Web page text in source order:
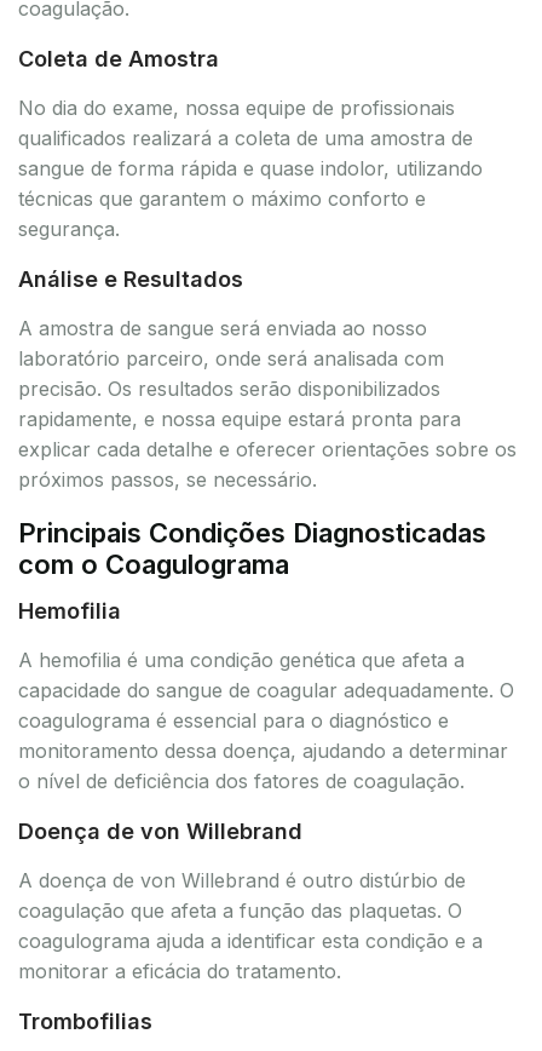
coagulação.
Coleta de Amostra
No dia do exame, nossa equipe de profissionais
qualificados realizará a coleta de uma amostra de
sangue de forma rápida e quase indolor, utilizando
técnicas que garantem o máximo conforto e
segurança.
Análise e Resultados
A amostra de sangue será enviada ao nosso
laboratório parceiro, onde será analisada com
precisão. Os resultados serão disponibilizados
rapidamente, e nossa equipe estará pronta para
explicar cada detalhe e oferecer orientações sobre os
próximos passos, se necessário.
Principais Condições Diagnosticadas
com o Coagulograma
Hemofilia
A hemofilia é uma condição genética que afeta a
capacidade do sangue de coagular adequadamente. O
coagulograma é essencial para o diagnóstico e
monitoramento dessa doença, ajudando a determinar
o nível de deficiência dos fatores de coagulação.
Doença de von Willebrand
A doença de von Willebrand é outro distúrbio de
coagulação que afeta a função das plaquetas. O
coagulograma ajuda a identificar esta condição e a
monitorar a eficácia do tratamento.
Trombofilias